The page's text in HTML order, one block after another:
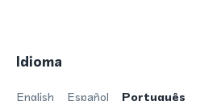
Idioma
English Español Português